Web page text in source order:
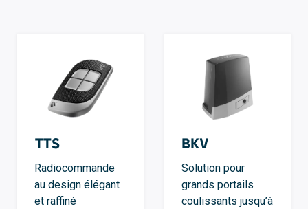
TTS
Radiocommande
au design élégant
et raffiné
BKV
Solution pour
grands portails
coulissants jusqu’à